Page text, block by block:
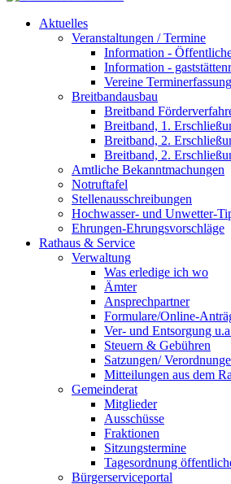
Aktuelles
Veranstaltungen / Termine
Information -
Information -
Vereine
Breitbandausbau
Breitband
Breitband, 1.
Breitband, 2.
Breitband, 2.
Amtliche Bekanntmachungen
Notruftafel
Stellenausschreibungen
Hochwasser- und Unwetter-
Ehrungen-Ehrungsvorschläge
Rathaus & Service
Verwaltung
Was erledige ich wo
Ämter
Ansprechpartner
Formulare/Online-
Ver- und Entsorgung
Steuern & Gebühren
Satzungen/
Mitteilungen aus dem
Gemeinderat
Mitglieder
Ausschüsse
Fraktionen
Sitzungstermine
Tagesordnung
Bürgerserviceportal